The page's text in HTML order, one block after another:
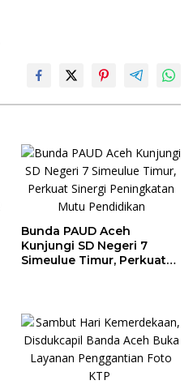
Bunda PAUD Aceh
Kunjungi SD Negeri 7
Simeulue Timur, Perkuat